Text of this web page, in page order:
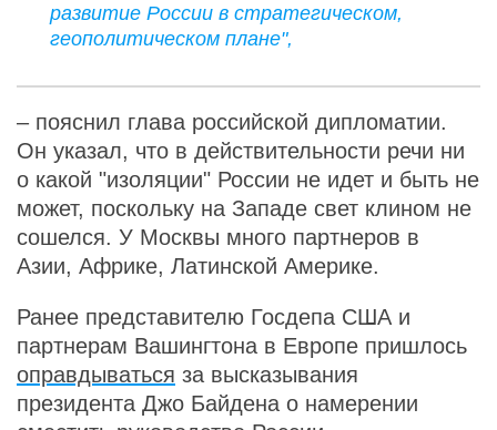
развитие России в стратегическом,
геополитическом плане",
– пояснил глава российской дипломатии.
Он указал, что в действительности речи ни
о какой "изоляции" России не идет и быть не
может, поскольку на Западе свет клином не
сошелся. У Москвы много партнеров в
Азии, Африке, Латинской Америке.
Ранее представителю Госдепа США и
партнерам Вашингтона в Европе пришлось
оправдываться за высказывания
президента Джо Байдена о намерении